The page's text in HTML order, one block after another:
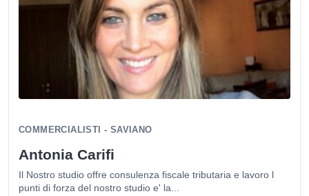
COMMERCIALISTI - SAVIANO
Antonia Carifi
Il Nostro studio offre consulenza fiscale tributaria e lavoro l
punti di forza del nostro studio e' la...